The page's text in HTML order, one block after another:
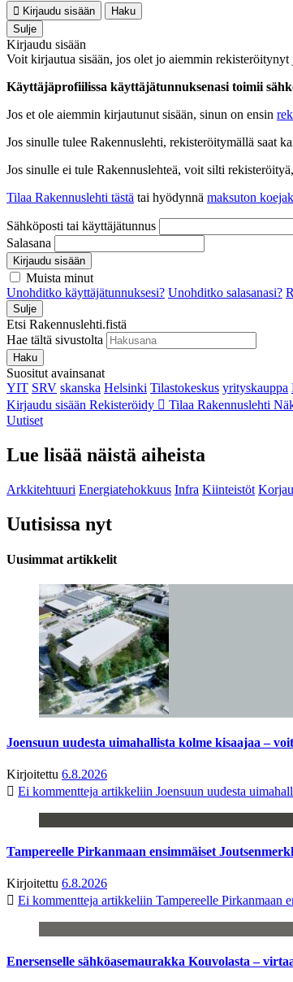
Kirjaudu sisään
Haku
Sulje
Kirjaudu sisään
Voit kirjautua sisään, jos olet jo aiemmin
Käyttäjäprofiilissa käyttäjätunnuksenasi toimii
Jos et ole aiemmin kirjautunut sisään, sinun on ensin
Jos sinulle tulee Rakennuslehti, rekisteröitymällä saat
Jos sinulle ei tule Rakennuslehteä, voit silti
Tilaa Rakennuslehti tästä tai hyödynnä maksuton
Sähköposti tai käyttäjätunnus
Salasana
Kirjaudu sisään
Muista minut
Unohditko käyttäjätunnuksesi? Unohditko salasanasi?
Sulje
Etsi Rakennuslehti.fistä
Hae tältä sivustolta
Haku
Suositut avainsanat
YIT SRV skanska Helsinki Tilastokeskus yrityskauppa
Kirjaudu sisään Rekisteröidy Tilaa Rakennuslehti
Uutiset
Lue lisää näistä aiheista
Arkkitehtuuri Energiatehokkuus Infra Kiinteistöt
Uutisissa nyt
Uusimmat artikkelit
Joensuun uudesta uimahallista kolme kisaajaa –
Kirjoitettu 6.8.2026
Ei kommentteja artikkeliin Joensuun uudesta
Tampereelle Pirkanmaan ensimmäiset
Kirjoitettu 6.8.2026
Ei kommentteja artikkeliin Tampereelle Pirkanmaan
Enersenselle sähköasemaurakka Kouvolasta –